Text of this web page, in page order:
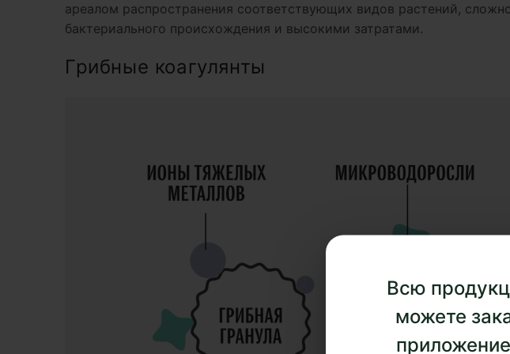
Всю
можете
ареалом распространения соответствующих видов растений,
бактериального происхождения и высокими затратами.
Грибные коагулянты